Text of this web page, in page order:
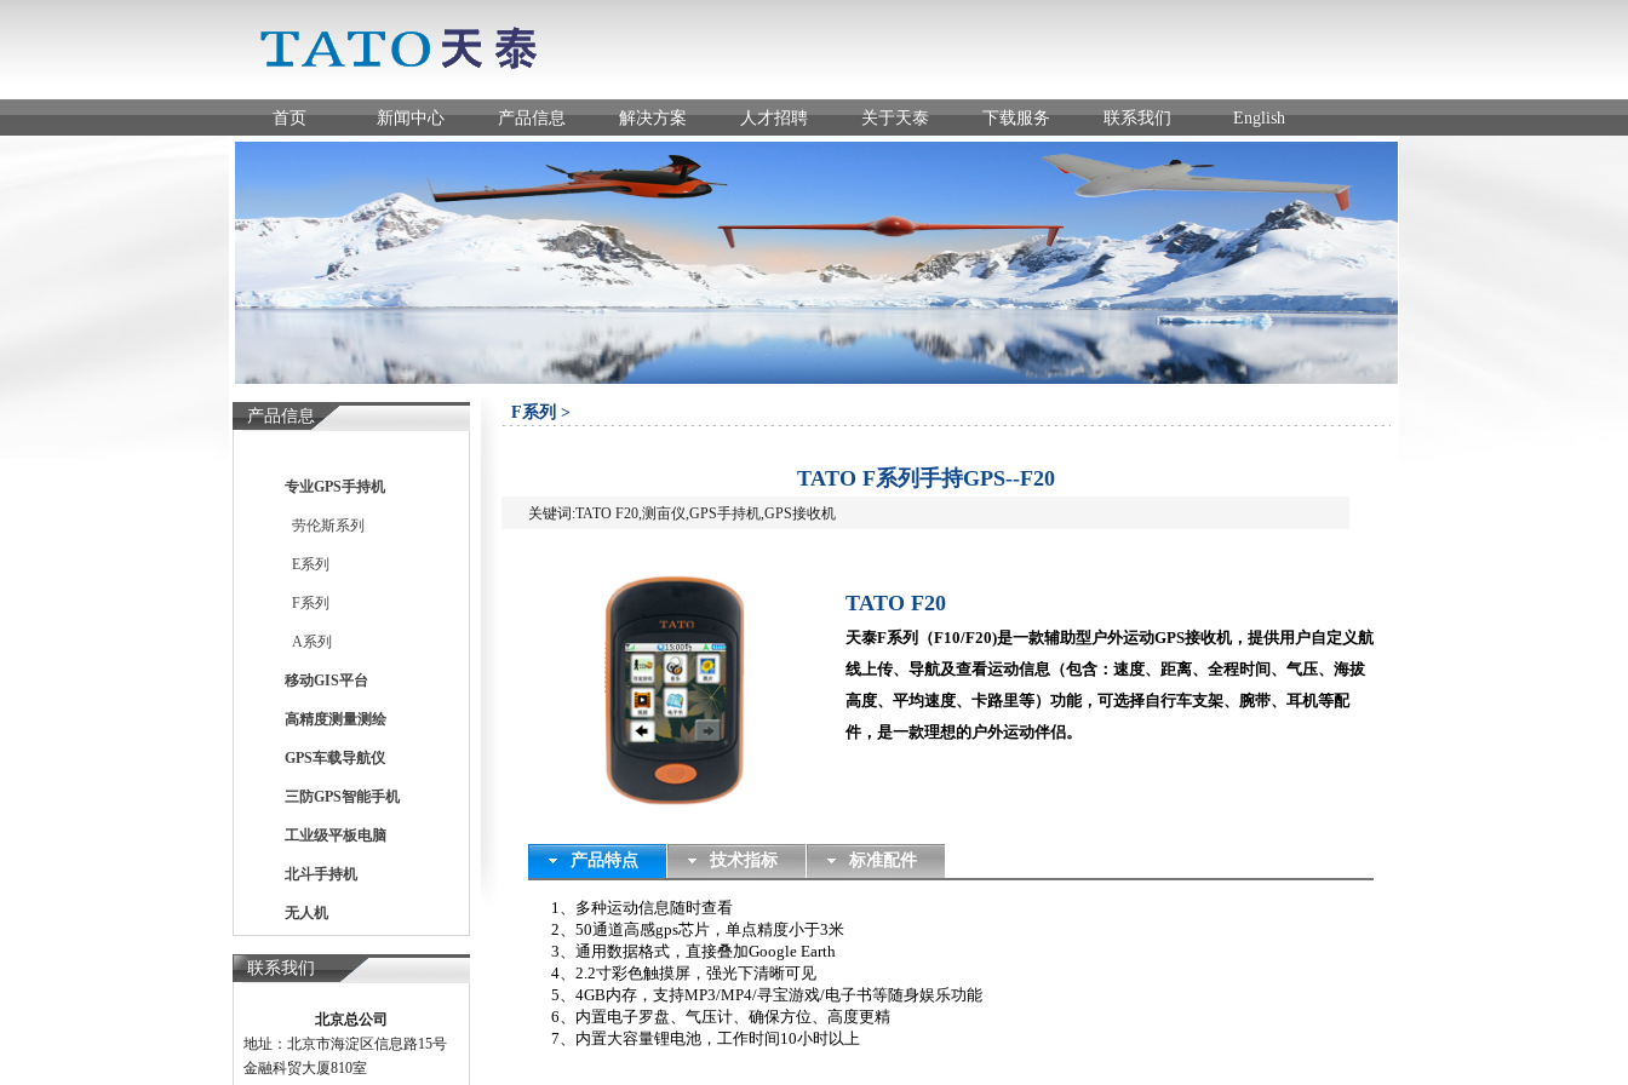
首页 新闻中心 产品信息 解决方案 人才招聘 关于天泰 下载服务 联系我们 English
产品信息
专业GPS手持机
劳伦斯系列
E系列
F系列
A系列
移动GIS平台
高精度测量测绘
GPS车载导航仪
三防GPS智能手机
工业级平板电脑
北斗手持机
无人机
联系我们
北京总公司
地址：北京市海淀区信息路15号
金融科贸大厦810室
F系列 >
TATO F系列手持GPS--F20
关键词:TATO F20,测亩仪,GPS手持机,GPS接收机
TATO F20
天泰F系列（F10/F20)是一款辅助型户外运动GPS接收机，提供用户自定义航
线上传、导航及查看运动信息（包含：速度、距离、全程时间、气压、海拔
高度、平均速度、卡路里等）功能，可选择自行车支架、腕带、耳机等配
件，是一款理想的户外运动伴侣。
产品特点 技术指标 标准配件
1、多种运动信息随时查看
2、50通道高感gps芯片，单点精度小于3米
3、通用数据格式，直接叠加Google Earth
4、2.2寸彩色触摸屏，强光下清晰可见
5、4GB内存，支持MP3/MP4/寻宝游戏/电子书等随身娱乐功能
6、内置电子罗盘、气压计、确保方位、高度更精
7、内置大容量锂电池，工作时间10小时以上